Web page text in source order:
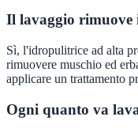
Il lavaggio rimuove
Sì, l'idropulitrice ad alta
rimuovere muschio ed
applicare un trattamento
Ogni quanto va